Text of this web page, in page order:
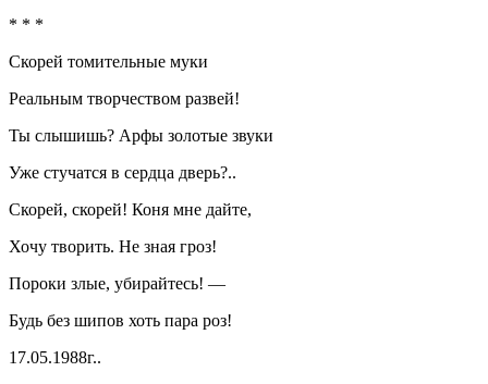
* * *
Скорей томительные муки
Реальным творчеством развей!
Ты слышишь? Арфы золотые звуки
Уже стучатся в сердца дверь?..
Скорей, скорей! Коня мне дайте,
Хочу творить. Не зная гроз!
Пороки злые, убирайтесь! —
Будь без шипов хоть пара роз!
17.05.1988г..